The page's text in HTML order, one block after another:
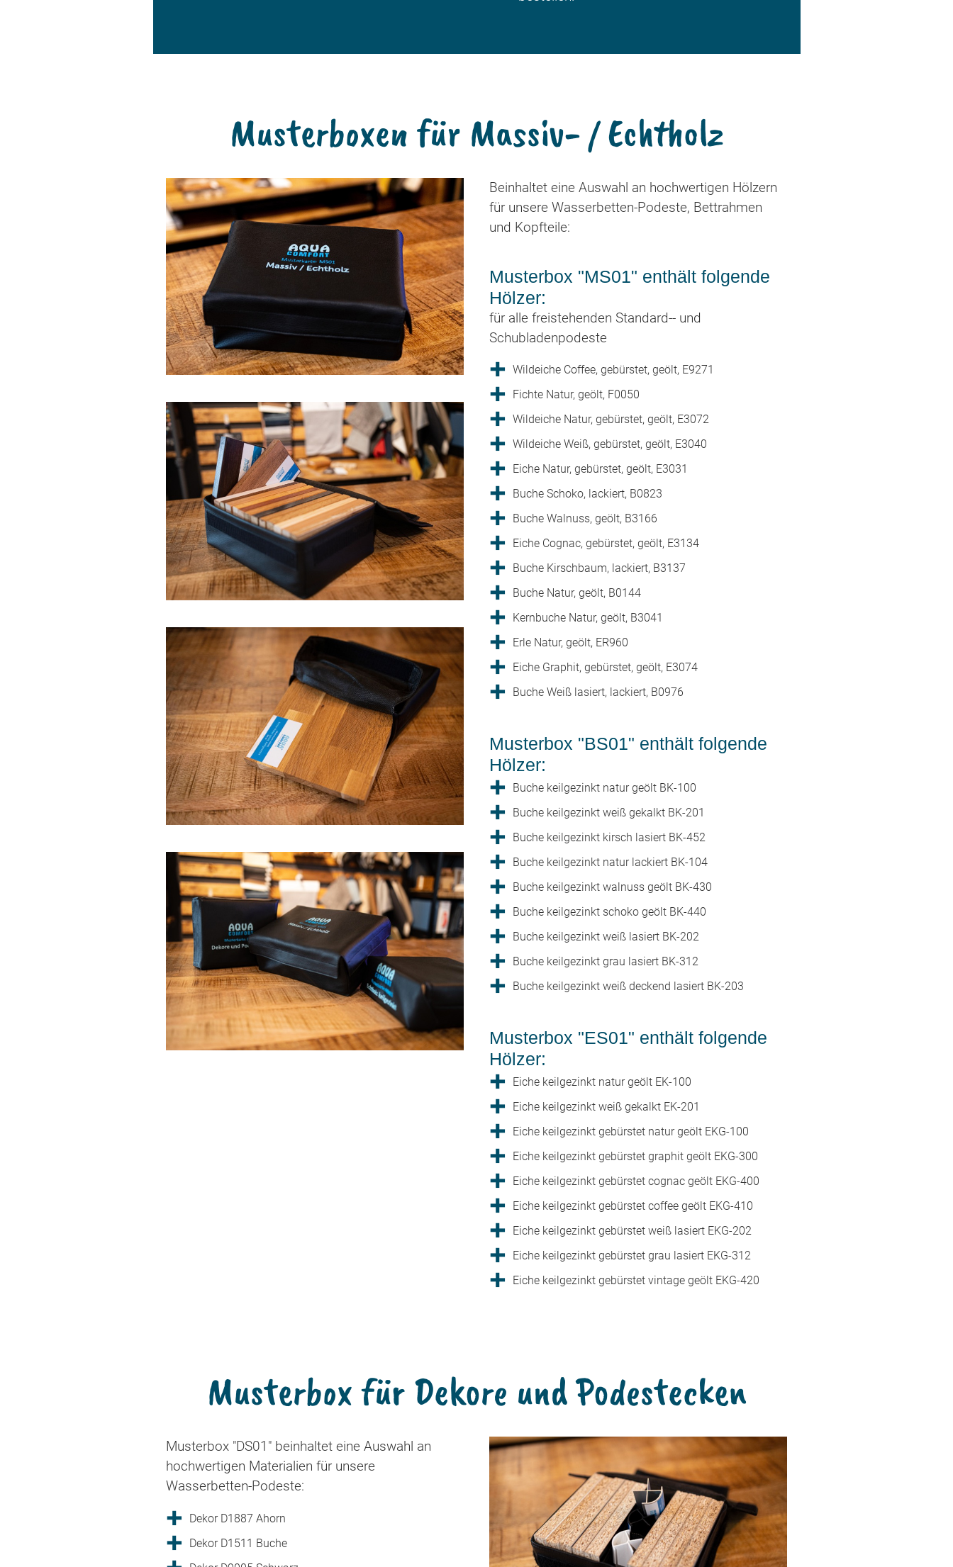
Musterboxen für Massiv- / Echtholz
Beinhaltet eine Auswahl an hochwertigen Hölzern
für unsere Wasserbetten-Podeste, Bettrahmen
und Kopfteile:
Musterbox "MS01" enthält folgende
Hölzer:
für alle freistehenden Standard-- und
Schubladenpodeste
Wildeiche Coffee, gebürstet, geölt, E9271
Fichte Natur, geölt, F0050
Wildeiche Natur, gebürstet, geölt, E3072
Wildeiche Weiß, gebürstet, geölt, E3040
Eiche Natur, gebürstet, geölt, E3031
Buche Schoko, lackiert, B0823
Buche Walnuss, geölt, B3166
Eiche Cognac, gebürstet, geölt, E3134
Buche Kirschbaum, lackiert, B3137
Buche Natur, geölt, B0144
Kernbuche Natur, geölt, B3041
Erle Natur, geölt, ER960
Eiche Graphit, gebürstet, geölt, E3074
Buche Weiß lasiert, lackiert, B0976
Musterbox "BS01" enthält folgende
Hölzer:
Buche keilgezinkt natur geölt BK-100
Buche keilgezinkt weiß gekalkt BK-201
Buche keilgezinkt kirsch lasiert BK-452
Buche keilgezinkt natur lackiert BK-104
Buche keilgezinkt walnuss geölt BK-430
Buche keilgezinkt schoko geölt BK-440
Buche keilgezinkt weiß lasiert BK-202
Buche keilgezinkt grau lasiert BK-312
Buche keilgezinkt weiß deckend lasiert BK-203
Musterbox "ES01" enthält folgende
Hölzer:
Eiche keilgezinkt natur geölt EK-100
Eiche keilgezinkt weiß gekalkt EK-201
Eiche keilgezinkt gebürstet natur geölt EKG-100
Eiche keilgezinkt gebürstet graphit geölt EKG-300
Eiche keilgezinkt gebürstet cognac geölt EKG-400
Eiche keilgezinkt gebürstet coffee geölt EKG-410
Eiche keilgezinkt gebürstet weiß lasiert EKG-202
Eiche keilgezinkt gebürstet grau lasiert EKG-312
Eiche keilgezinkt gebürstet vintage geölt EKG-420
Musterbox für Dekore und Podestecken
Musterbox "DS01" beinhaltet eine Auswahl an
hochwertigen Materialien für unsere
Wasserbetten-Podeste:
Dekor D1887 Ahorn
Dekor D1511 Buche